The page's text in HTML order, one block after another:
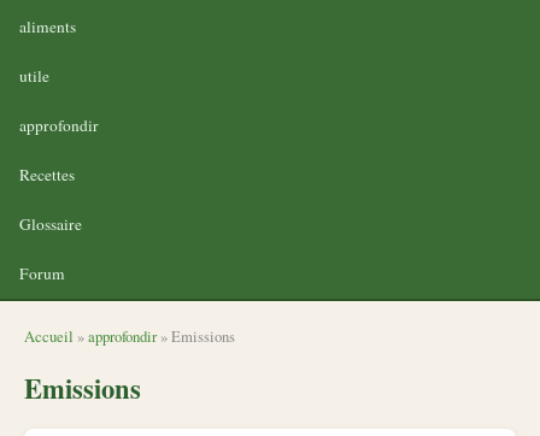
aliments
utile
approfondir
Recettes
Glossaire
Forum
Accueil »approfondir» Emissions
Emissions